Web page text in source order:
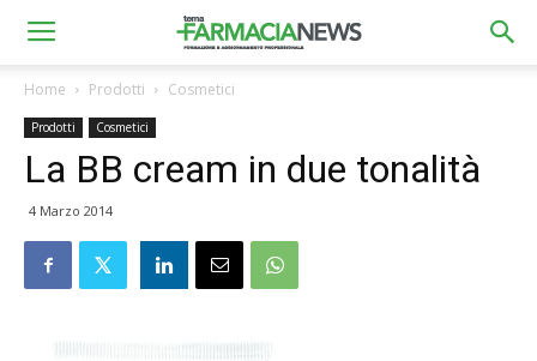
Home Prodotti Cosmetici
Prodotti Cosmetici
La BB cream in due tonalità
4 Marzo 2014